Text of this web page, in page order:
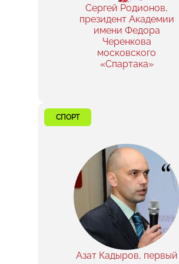
Сергей Родионов,
президент Академии
имени Федора
Черенкова
московского
«Спартака»
СПОРТ
Азат Кадыров, первый
“